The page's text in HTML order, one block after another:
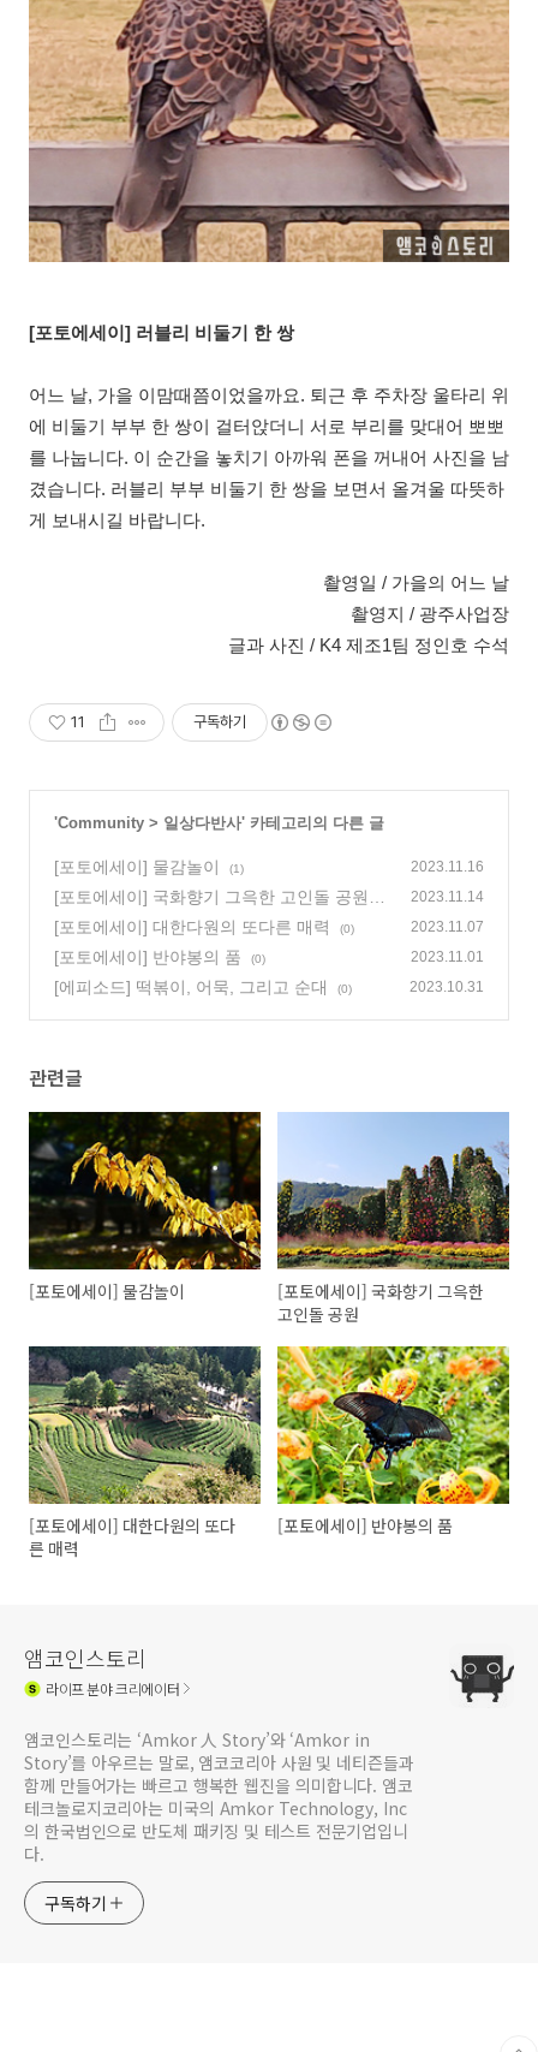
[포토에세이] 러블리 비둘기 한 쌍
어느 날, 가을 이맘때쯤이었을까요. 퇴근 후 주차장 울타리 위
에 비둘기 부부 한 쌍이 걸터앉더니 서로 부리를 맞대어 뽀뽀
를 나눕니다. 이 순간을 놓치기 아까워 폰을 꺼내어 사진을 남
겼습니다. 러블리 부부 비둘기 한 쌍을 보면서 올겨울 따뜻하
게 보내시길 바랍니다.
촬영일 / 가을의 어느 날
촬영지 / 광주사업장
글과 사진 / K4 제조1팀 정인호 수석
11 구독하기
'Community > 일상다반사' 카테고리의 다른 글
[포토에세이] 물감놀이 (1) 2023.11.16
[포토에세이] 국화향기 그윽한 고인돌 공원
(0)
2023.11.14
[포토에세이] 대한다원의 또다른 매력 (0) 2023.11.07
[포토에세이] 반야봉의 품 (0) 2023.11.01
[에피소드] 떡볶이, 어묵, 그리고 순대 (0) 2023.10.31
관련글
[포토에세이] 물감놀이
[포토에세이] 국화향기 그윽한
고인돌 공원
[포토에세이] 대한다원의 또다
른 매력
[포토에세이] 반야봉의 품
앰코인스토리
라이프분야 크리에이터
앰코인스토리는 ‘Amkor 人 Story’와 ‘Amkor in
Story’를 아우르는 말로, 앰코코리아 사원 및 네티즌들과
함께 만들어가는 빠르고 행복한 웹진을 의미합니다. 앰코
테크놀로지코리아는 미국의 Amkor Technology, Inc
의 한국법인으로 반도체 패키징 및 테스트 전문기업입니
다.
구독하기